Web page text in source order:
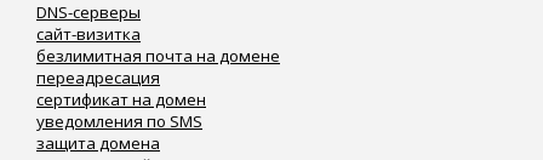
DNS-серверы
сайт-визитка
безлимитная почта на домене
переадресация
сертификат на домен
уведомления по SMS
защита домена